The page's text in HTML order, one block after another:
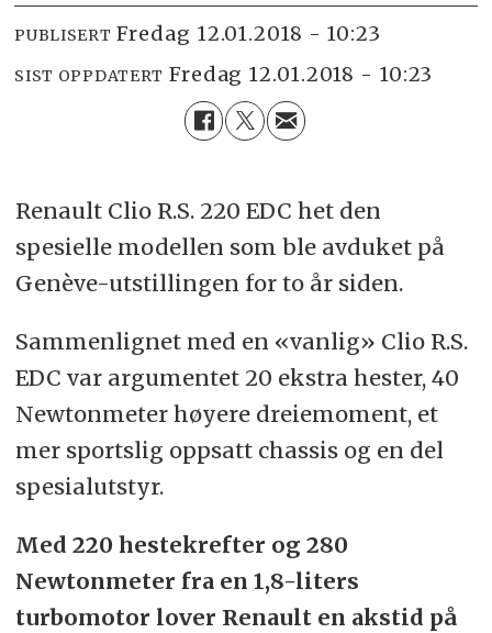
PUBLISERT fredag 12.01.2018 - 10:23
SIST OPPDATERT fredag 12.01.2018 - 10:23
Renault Clio R.S. 220 EDC het den
spesielle modellen som ble avduket på
Genève-utstillingen for to år siden.
Sammenlignet med en «vanlig» Clio R.S.
EDC var argumentet 20 ekstra hester, 40
Newtonmeter høyere dreiemoment, et
mer sportslig oppsatt chassis og en del
spesialutstyr.
Med 220 hestekrefter og 280
Newtonmeter fra en 1,8-liters
turbomotor lover Renault en akstid på